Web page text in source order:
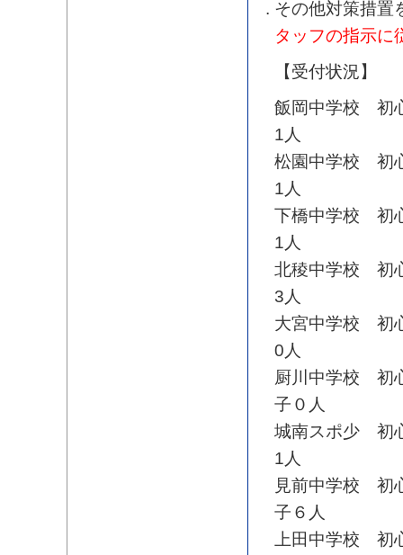
その他対策措置
タッフの指示に
【受付状況】
飯岡中学校 初
1人
松園中学校 初
1人
下橋中学校 初
1人
北稜中学校 初
3人
大宮中学校 初
0人
厨川中学校 初
子０人
城南スポ少 初
1人
見前中学校 初
子６人
上田中学校 初